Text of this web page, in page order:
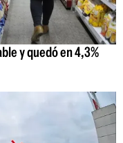
y quedó en 4,3%